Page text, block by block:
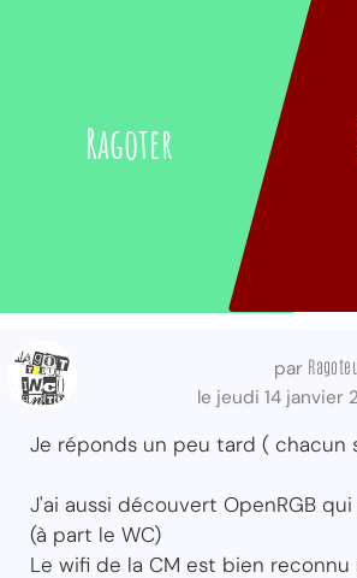
Ragoter
par
le jeudi 14 janvier
Je réponds un peu tard ( chacun
J'ai aussi découvert OpenRGB
(à part le WC)
Le wifi de la CM est bien